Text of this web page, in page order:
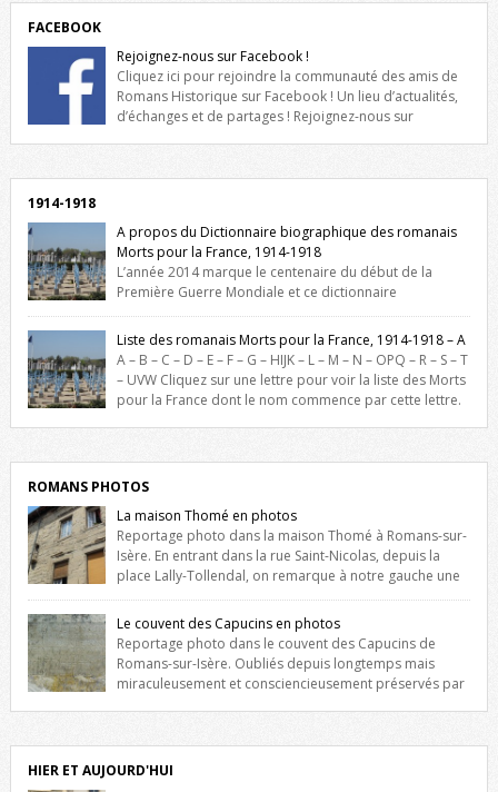
FACEBOOK
Rejoignez-nous sur Facebook !
Cliquez ici pour rejoindre la communauté des amis de
Romans Historique sur Facebook ! Un lieu d’actualités,
d’échanges et de partages ! Rejoignez-nous sur
1914-1918
A propos du Dictionnaire biographique des romanais
Morts pour la France, 1914-1918
L’année 2014 marque le centenaire du début de la
Première Guerre Mondiale et ce dictionnaire
biographique veut rendre hommage aux romanais Morts pour la
France durant ce conflit. La base de cette recherche historique est
constituée des noms gravés sur les plaques commémoratives de
l’Hôtel de Ville, du lycée du Dauphiné et du lycée Triboulet, […]
Liste des romanais Morts pour la France, 1914-1918 – A
A – B – C – D – E – F – G – HIJK – L – M – N – OPQ – R – S – T
– UVW Cliquez sur une lettre pour voir la liste des Morts
pour la France dont le nom commence par cette lettre.
ROMANS PHOTOS
La maison Thomé en photos
Reportage photo dans la maison Thomé à Romans-sur-
Isère. En entrant dans la rue Saint-Nicolas, depuis la
place Lally-Tollendal, on remarque à notre gauche une
maison construite au XVIè siècle. Les deux façades sont ornées de
fenêtres jumelles à meneaux. Entre ces deux étages, on peut voir une
niche qui contient une statue de la Vierge. […]
Le couvent des Capucins en photos
Reportage photo dans le couvent des Capucins de
Romans-sur-Isère. Oubliés depuis longtemps mais
miraculeusement et consciencieusement préservés par
l’histoire de la redécouverte de vestiges du couvent des Capucins !
Petit retour sur l’histoire […]
HIER ET AUJOURD'HUI